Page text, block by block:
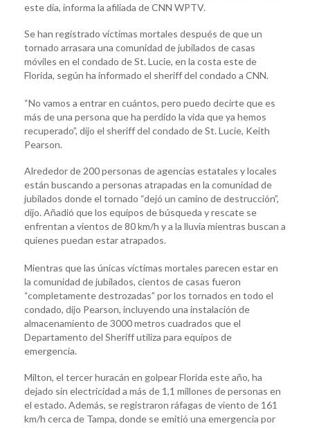
este día, informa la afiliada de CNN WPTV.
Se han registrado víctimas mortales después de que un
tornado arrasara una comunidad de jubilados de casas
móviles en el condado de St. Lucie, en la costa este de
Florida, según ha informado el sheriff del condado a CNN.
“No vamos a entrar en cuántos, pero puedo decirte que es
más de una persona que ha perdido la vida que ya hemos
recuperado”, dijo el sheriff del condado de St. Lucie, Keith
Pearson.
Alrededor de 200 personas de agencias estatales y locales
están buscando a personas atrapadas en la comunidad de
jubilados donde el tornado “dejó un camino de destrucción”,
dijo. Añadió que los equipos de búsqueda y rescate se
enfrentan a vientos de 80 km/h y a la lluvia mientras buscan a
quienes puedan estar atrapados.
Mientras que las únicas víctimas mortales parecen estar en
la comunidad de jubilados, cientos de casas fueron
“completamente destrozadas” por los tornados en todo el
condado, dijo Pearson, incluyendo una instalación de
almacenamiento de 3000 metros cuadrados que el
Departamento del Sheriff utiliza para equipos de
emergencia.
Milton, el tercer huracán en golpear Florida este año, ha
dejado sin electricidad a más de 1,1 millones de personas en
el estado. Además, se registraron ráfagas de viento de 161
km/h cerca de Tampa, donde se emitió una emergencia por